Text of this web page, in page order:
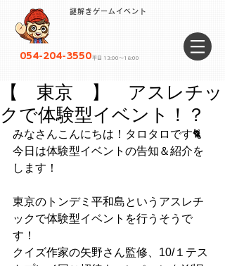
謎解きゲームイベント
054-204-3550 平日 13:00〜18:00
【 東京 】 アスレチッ
クで体験型イベント！？
みなさんこんにちは！タロタロです🐈
今日は体験型イベントの告知＆紹介を
します！
東京のトンデミ平和島というアスレチ
ックで体験型イベントを行うそうで
す！
クイズ作家の矢野さん監修、10/１テス